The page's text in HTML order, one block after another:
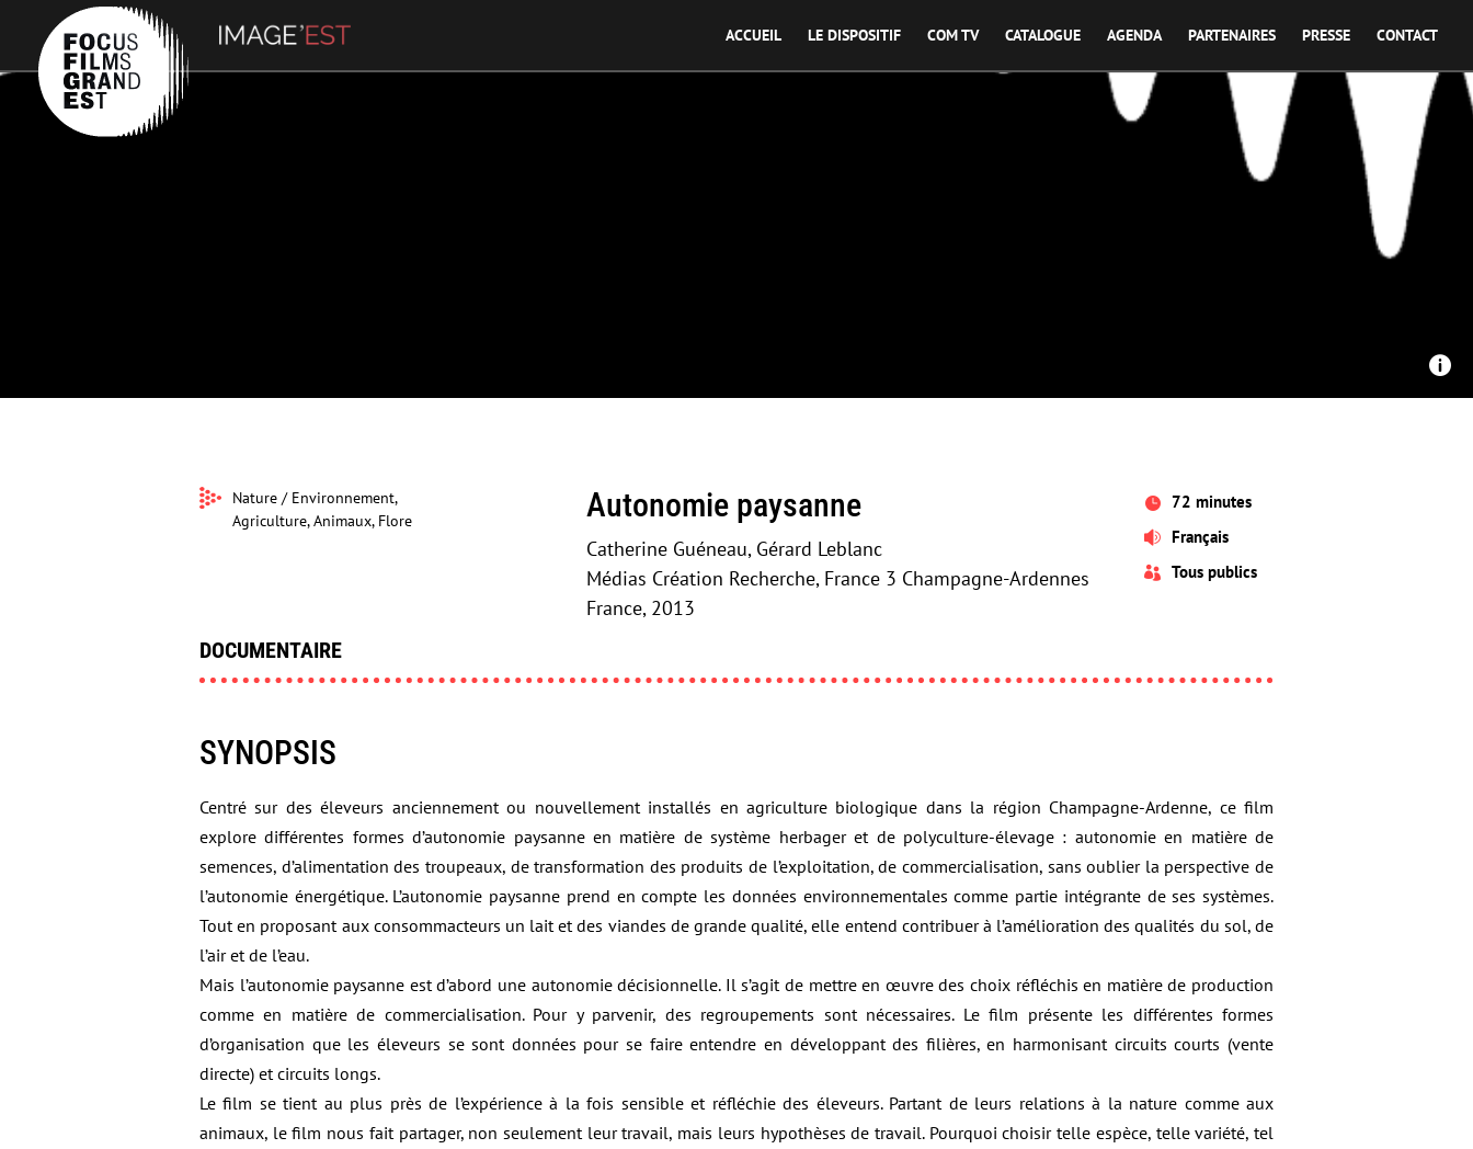
ACCUEIL LE DISPOSITIF COM TV CATALOGUE AGENDA PARTENAIRES PRESSE CONTACT

Nature / Environnement,
Agriculture, Animaux, Flore
Autonomie paysanne
Catherine Guéneau, Gérard Leblanc
Médias Création Recherche, France 3 Champagne-Ardennes
France, 2013
 72 minutes
 Français
 Tous publics
DOCUMENTAIRE
SYNOPSIS
Centré sur des éleveurs anciennement ou nouvellement installés en agriculture biologique dans la région Champagne-Ardenne, ce film
explore différentes formes d’autonomie paysanne en matière de système herbager et de polyculture-élevage : autonomie en matière de
semences, d’alimentation des troupeaux, de transformation des produits de l’exploitation, de commercialisation, sans oublier la perspective de
l’autonomie énergétique. L’autonomie paysanne prend en compte les données environnementales comme partie intégrante de ses systèmes.
Tout en proposant aux consommacteurs un lait et des viandes de grande qualité, elle entend contribuer à l’amélioration des qualités du sol, de
l’air et de l’eau.
Mais l’autonomie paysanne est d’abord une autonomie décisionnelle. Il s’agit de mettre en œuvre des choix réfléchis en matière de production
comme en matière de commercialisation. Pour y parvenir, des regroupements sont nécessaires. Le film présente les différentes formes
d’organisation que les éleveurs se sont données pour se faire entendre en développant des filières, en harmonisant circuits courts (vente
directe) et circuits longs.
Le film se tient au plus près de l’expérience à la fois sensible et réfléchie des éleveurs. Partant de leurs relations à la nature comme aux
animaux, le film nous fait partager, non seulement leur travail, mais leurs hypothèses de travail. Pourquoi choisir telle espèce, telle variété, tel